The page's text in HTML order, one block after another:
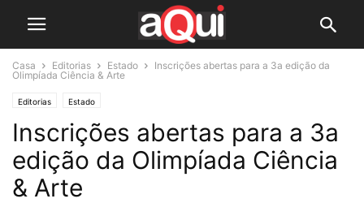
Casa Editorias Estado
Inscrições abertas para a 3a edição da
Olimpíada Ciência & Arte
Editorias Estado
Inscrições abertas para a 3a
edição da Olimpíada Ciência
& Arte